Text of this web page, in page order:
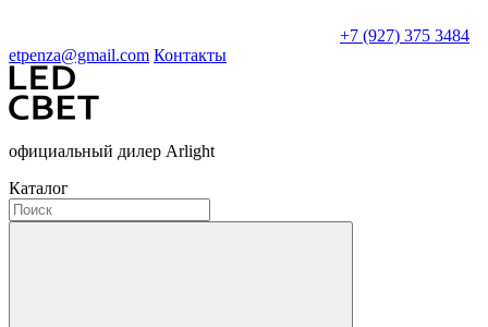
+7 (927) 375 3484
etpenza@gmail.com Контакты
официальный дилер Arlight
Каталог